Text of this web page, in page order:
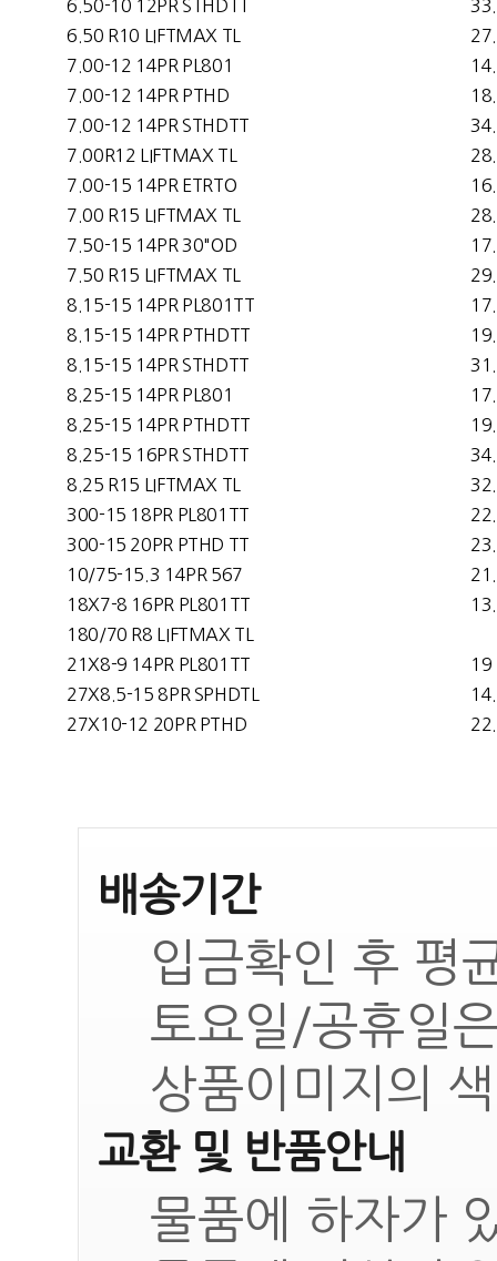
6.50-10 12PR STHDTT
6.50 R10 LIFTMAX TL
7.00-12 14PR PL801
7.00-12 14PR PTHD
7.00-12 14PR STHDTT
7.00R12 LIFTMAX TL
7.00-15 14PR ETRTO
7.00 R15 LIFTMAX TL
7.50-15 14PR 30"OD
7.50 R15 LIFTMAX TL
8.15-15 14PR PL801TT
8.15-15 14PR PTHDTT
8.15-15 14PR STHDTT
8.25-15 14PR PL801
8.25-15 14PR PTHDTT
8.25-15 16PR STHDTT
8.25 R15 LIFTMAX TL
300-15 18PR PL801TT
300-15 20PR PTHD TT
10/75-15.3 14PR 567
18X7-8 16PR PL801TT
180/70 R8 LIFTMAX TL
21X8-9 14PR PL801TT
19
27X8.5-15 8PR SPHDTL
27X10-12 20PR PTHD
배송기간
입금확인 후 평
토요일/공휴일
상품이미지의
교환 및 반품안내
물품에 하자가